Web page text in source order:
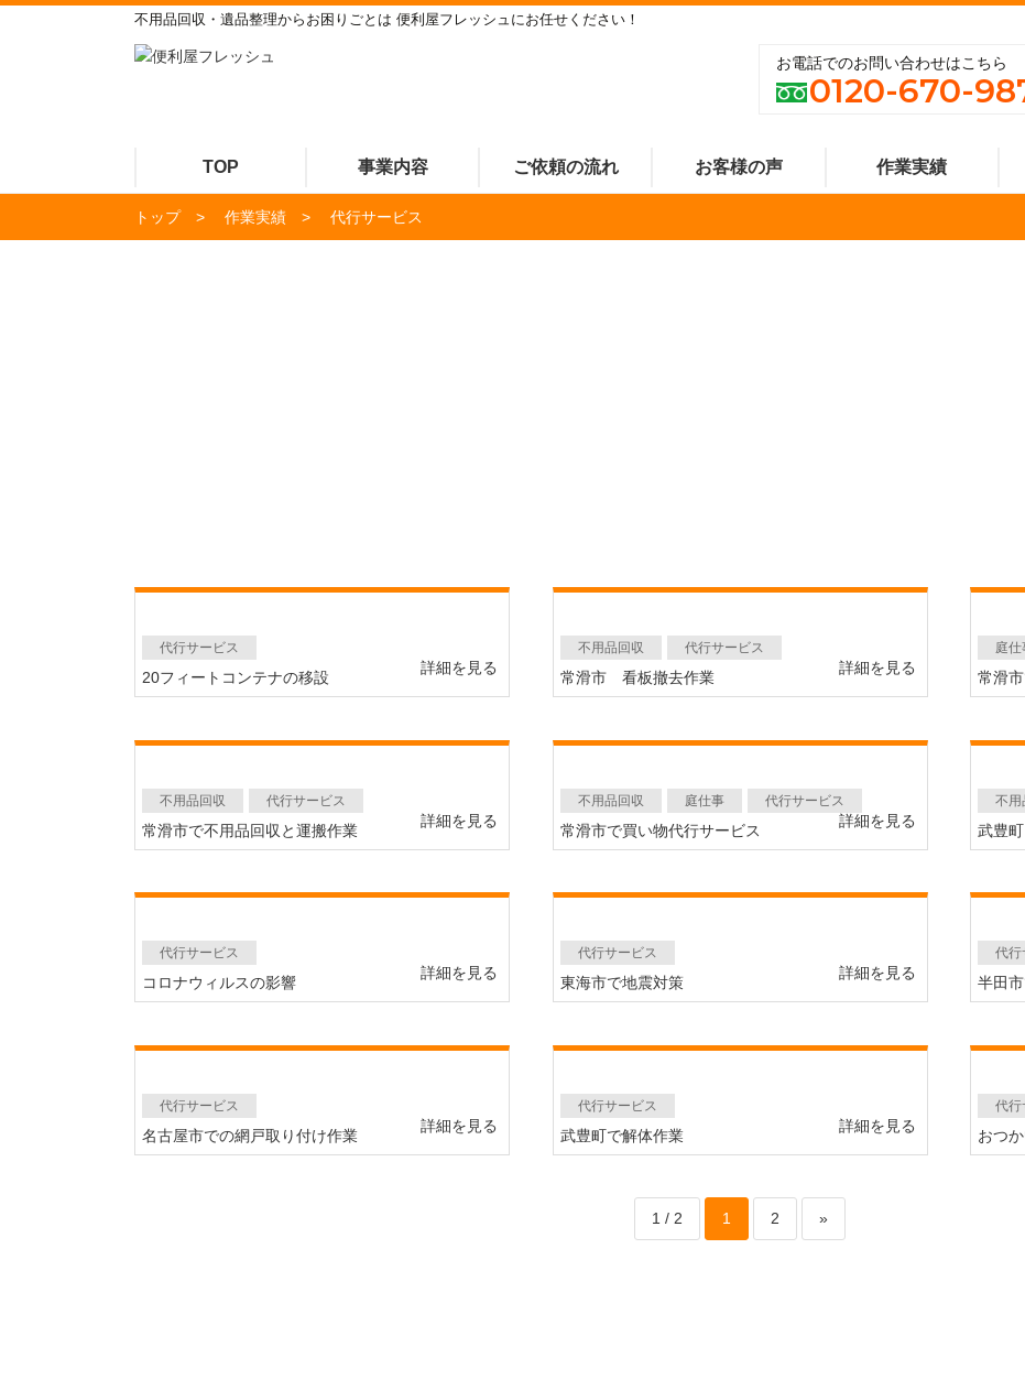
不用品回収・遺品整理からお困りごとは 便利屋フレッシュにお任せください！
お電話でのお問い合わせはこちら
0120-670-
TOP 事業内容 ご依頼の流れ お客様の声 作業実績
トップ 作業実績 代行サービス
代行サービス
20フィートコンテナの移設
詳細を見る
不用品回収 代行サービス
常滑市 看板撤去作業
詳細を見る
庭仕
常滑
不用品回収 代行サービス
常滑市で不用品回収と運搬作業
詳細を見る
不用品回収 庭仕事 代行サービス
常滑市で買い物代行サービス
詳細を見る
不用
武豊
代行サービス
コロナウィルスの影響
詳細を見る
代行サービス
東海市で地震対策
詳細を見る
代行
半田
代行サービス
名古屋市での網戸取り付け作業
詳細を見る
代行サービス
武豊町で解体作業
詳細を見る
代行
おつ
1 / 2 1 2 »